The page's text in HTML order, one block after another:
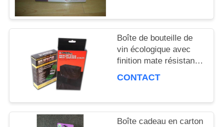
SITE
PRIVACY
POLICY
Boîte de bouteille de
vin écologique avec
finition mate résistante
aux températures
CONTACT
Boîte cadeau en carton